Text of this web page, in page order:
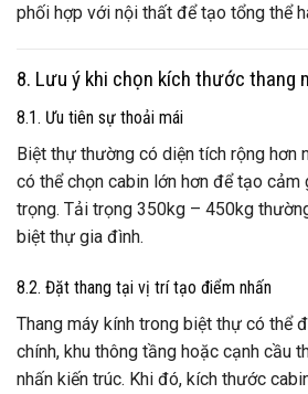
phối hợp với nội thất để tạo tổng thể
8. Lưu ý khi chọn kích thước thang
8.1. Ưu tiên sự thoải mái
Biệt thự thường có diện tích rộng hơn
có thể chọn cabin lớn hơn để tạo
trọng. Tải trọng 350kg – 450kg
biệt thự gia đình.
8.2. Đặt thang tại vị trí tạo điểm nhấn
Thang máy kính trong biệt thự có thể
chính, khu thông tầng hoặc cạnh cầu
nhấn kiến trúc. Khi đó, kích thước